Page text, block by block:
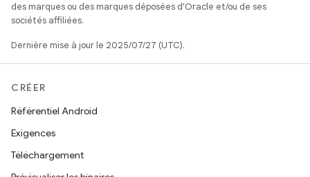
des marques ou des marques déposées d'Oracle et/ou de ses
sociétés affiliées.
Dernière mise à jour le 2025/07/27 (UTC).
CRÉER
Référentiel Android
Exigences
Téléchargement